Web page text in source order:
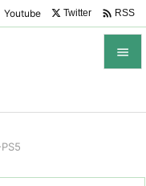

Youtube Twitter  RSS